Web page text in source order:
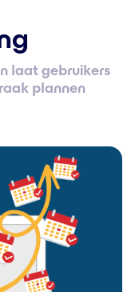
laat gebruikers
plannen